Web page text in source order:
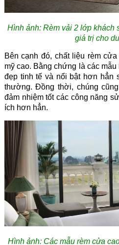
Hình ảnh: Rèm vải 2 lớp khách
giá trị cho
Bên cạnh đó, chất liệu rèm
mỹ cao. Bằng chứng là các
đẹp tinh tế và nổi bật hơn hẳn
thường. Đồng thời, chúng
đảm nhiệm tốt các công năng
ích hơn hẳn.
Hình ảnh: Các mẫu rèm cửa